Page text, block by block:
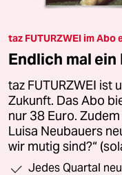
taz FUTURZWEI im Abo
Endlich mal
taz FUTURZWEI ist
Zukunft. Das Abo
nur 38 Euro.
Luisa Neubauers
wir mutig sind?“
Jedes Quartal